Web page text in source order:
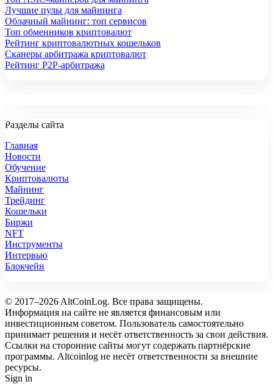
Лучшие пулы для майнинга
Облачный майнинг: топ сервисов
Топ обменников криптовалют
Рейтинг криптовалютных кошельков
Сканеры арбитража криптовалют
Рейтинг P2P-арбитража
Разделы сайта
Главная
Новости
Обучение
Криптовалюты
Майнинг
Трейдинг
Кошельки
Биржи
NFT
Инструменты
Интервью
Блокчейн
© 2017–2026 AltCoinLog. Все права защищены.
Информация на сайте не является финансовым или
инвестиционным советом. Пользователь самостоятельно
принимает решения и несёт ответственность за свои действия.
Ссылки на сторонние сайты могут содержать партнёрские
программы. Altcoinlog не несёт ответственности за внешние
ресурсы.
Sign in